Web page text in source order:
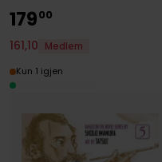
17900
161,10
Medlem
Kun 1 igjen